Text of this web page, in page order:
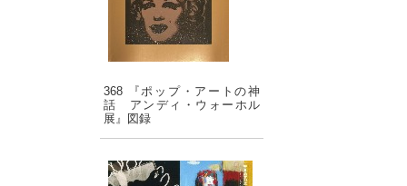
368 『ポップ・アートの神
話 アンディ・ウォーホル
展』図録